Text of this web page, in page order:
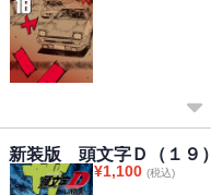
新装版 頭文字Ｄ（１９）
¥1,100 (税込)